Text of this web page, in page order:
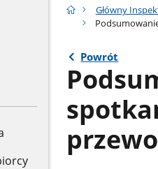
Główny
Powrót